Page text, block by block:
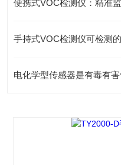
便携式VOC检测仪：精准
手持式VOC检测仪可检测
电化学型传感器是有毒有